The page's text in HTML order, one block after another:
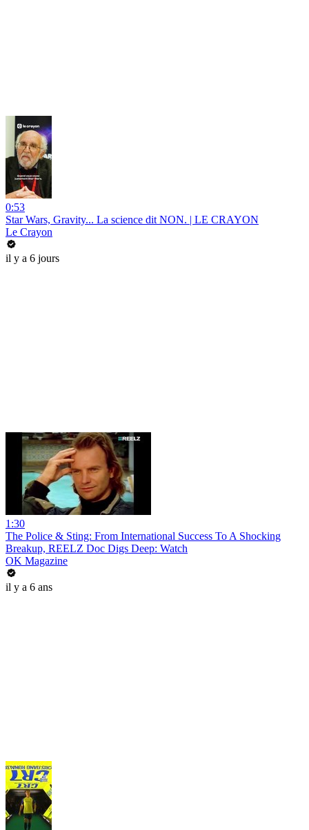
0:53
Star Wars, Gravity... La science dit NON. | LE CRAYON
Le Crayon
il y a 6 jours
1:30
The Police & Sting: From International Success To A Shocking
Breakup, REELZ Doc Digs Deep: Watch
OK Magazine
il y a 6 ans